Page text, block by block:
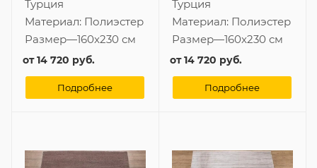
Турция
Материал: Полиэстер
Размер—160x230 см
от14 720 руб.
Подробнее
Турция
Материал: Полиэстер
Размер—160x230 см
от14 720 руб.
Подробнее